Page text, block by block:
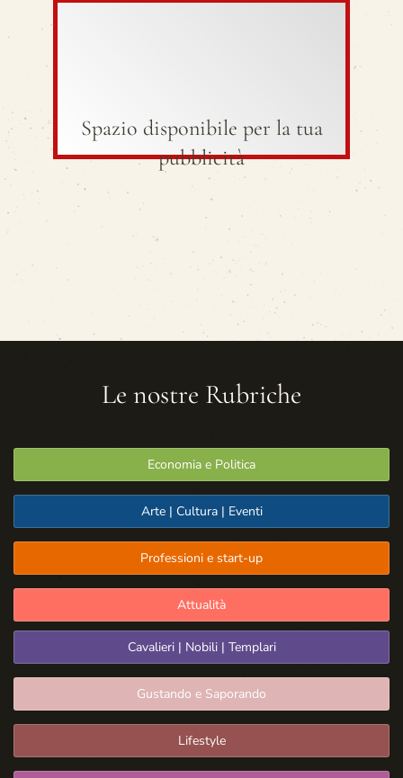
Spazio disponibile per la tua
pubblicità
Le nostre Rubriche
Economia e Politica
Arte | Cultura | Eventi
Professioni e start-up
Attualità
Cavalieri | Nobili | Templari
Gustando e Saporando
Lifestyle